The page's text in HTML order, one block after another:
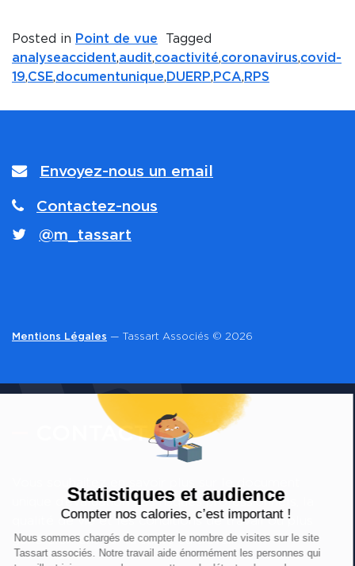
Posted in Point de vue
Tagged
analyseaccident,audit,coactivité,coronavirus,covid-
19,CSE,documentunique, DUERP, PCA, RPS
Envoyez-nous un email
Contactez-nous
@m_tassart
Mentions Légales — Tassart Associés © 2026
CONTACT
unique d’évaluation des risques professionnels, la
qualité de vie et les conditions de travail ou plus
généralement sur la santé au travail ?